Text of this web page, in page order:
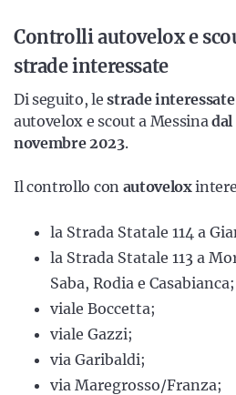
Controlli autovelox e
strade interessate
Di seguito, lestrade interessate
autovelox e scout a Messinadal
novembre 2023.
Il controllo con autovelox
la Strada Statale 114 a
la Strada Statale 113 a
Saba, Rodia e Casabianca;
viale Boccetta;
viale Gazzi;
via Garibaldi;
via Maregrosso/Franza;